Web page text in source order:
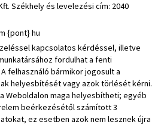
Székhely és levelezési cím: 2040
{pont} hu
kapcsolatos kérdéssel, illetve
fordulhat a fenti
felhasználó bármikor jogosult a
helyesbítését vagy azok törlését kérni.
Weboldalon maga helyesbítheti; egyéb
beérkezésétől számított 3
ez esetben azok nem lesznek újra